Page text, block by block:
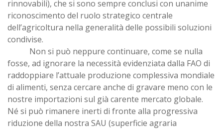
rinnovabili), che si sono sempre conclusi con unanime
riconoscimento del ruolo strategico centrale
dell’agricoltura nella generalità delle possibili soluzioni
condivise.
Non si può neppure continuare, come se nulla
fosse, ad ignorare la necessità evidenziata dalla FAO di
raddoppiare l’attuale produzione complessiva mondiale
di alimenti, senza cercare anche di gravare meno con le
nostre importazioni sul già carente mercato globale.
Né si può rimanere inerti di fronte alla progressiva
riduzione della nostra SAU (superficie agraria